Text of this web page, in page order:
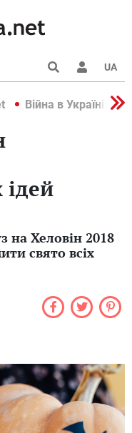
UA
Війна в Україні 2022
на Хеловін 2018
свято всіх